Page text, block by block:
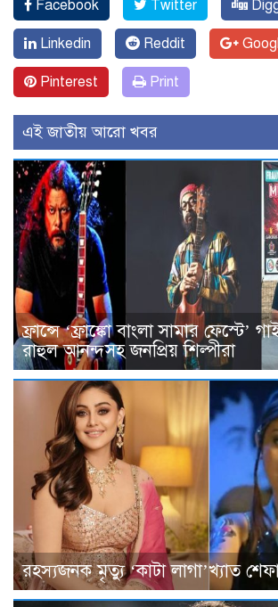
Facebook Twitter
Linkedin Reddit
Pinterest Print
এই জাতীয় আরো খবর
ফ্রান্সে ‘ফ্রাঙ্কো বাংলা সামার ফেস্টে’
রাহুল আনন্দসহ জনপ্রিয় শিল্পীরা
রহস্যজনক মৃত্যু ‘কাটা লাগা’খ্যাত